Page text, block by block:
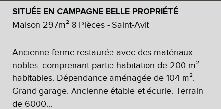
SITUÉE EN CAMPAGNE BELLE PROPRIÉTÉ
Maison 297m² 8 Pièces - Saint-Avit
Ancienne ferme restaurée avec des matériaux
nobles, comprenant partie habitation de 200 m²
habitables. Dépendance aménagée de 104 m².
Grand garage. Ancienne étable et écurie. Terrain
de 6000...